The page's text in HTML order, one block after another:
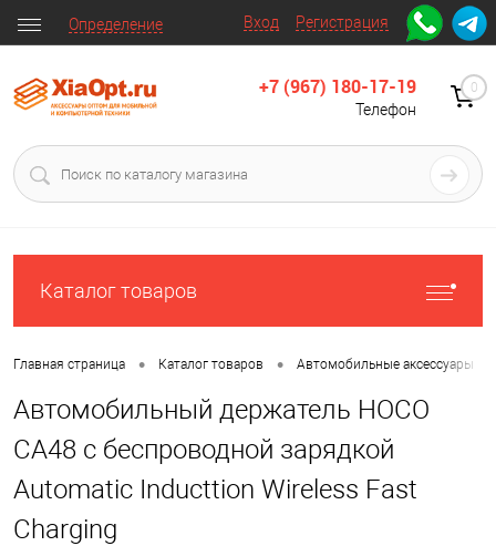
Вход Регистрация
Определение
+7 (967) 180-17-19
Телефон
0
Каталог товаров
Главная страница • Каталог товаров • Автомобильные аксессуары
Автомобильный держатель HOCO
CA48 с беспроводной зарядкой
Automatic Inducttion Wireless Fast
Charging